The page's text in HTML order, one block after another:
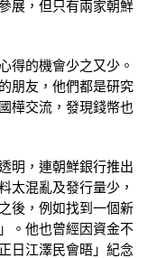
展，但只有兩家朝鮮
得的機會少之又少。
朋友，他們都是研究
樺交流，發現錢幣也
明，連朝鮮銀行推出
太混亂及發行量少，
後，例如找到一個新
。他也曾經因資金不
日江澤民會晤」紀念